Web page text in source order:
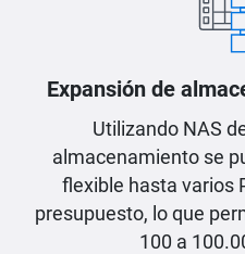
Expansión de
Utilizando NAS
almacenamiento se
flexible hasta varios
presupuesto, lo que
100 a